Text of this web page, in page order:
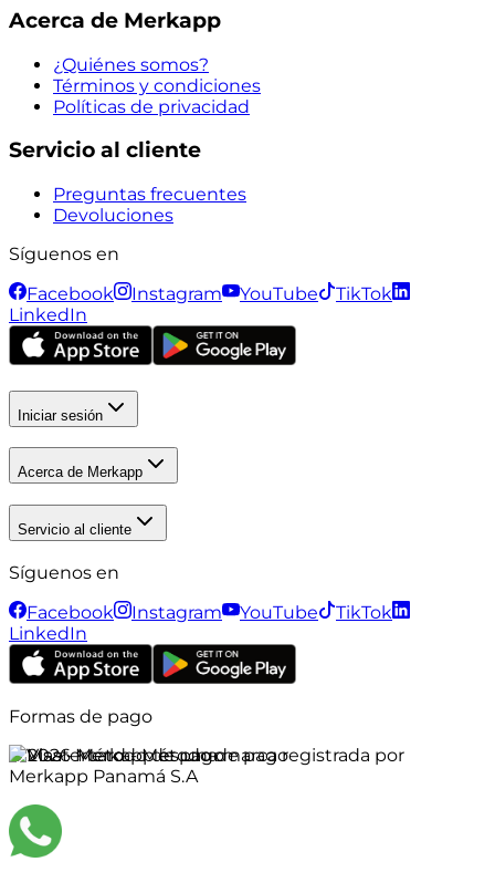
Acerca de Merkapp
¿Quiénes somos?
Términos y condiciones
Políticas de privacidad
Servicio al cliente
Preguntas frecuentes
Devoluciones
Síguenos en
Facebook
Instagram YouTube
TikTok
LinkedIn
Iniciar sesión
Acerca de Merkapp
Servicio al cliente
Síguenos en
Facebook
Instagram YouTube
TikTok
LinkedIn
Formas de pago
©2026Merkapp es una marca registrada por
Merkapp Panamá S.A